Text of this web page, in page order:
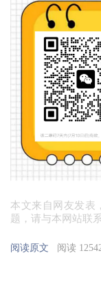
本文来自网友发表
题，请与本网站联
阅读原文 阅读